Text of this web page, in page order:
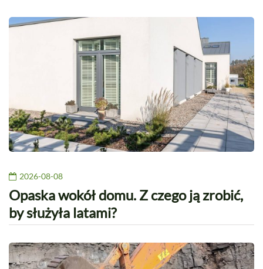
2026-08-08
Opaska wokół domu. Z czego ją zrobić,
by służyła latami?